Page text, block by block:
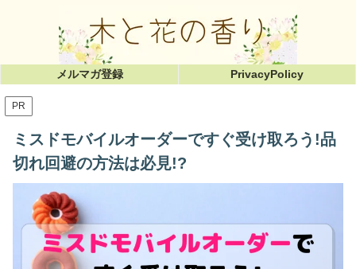
メルマガ登録 PrivacyPolicy
PR
ミスドモバイルオーダーですぐ受け取ろう!品
切れ回避の方法は必見!?